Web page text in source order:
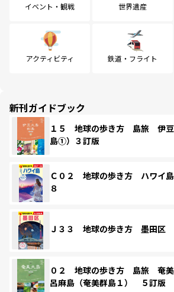
イベント・観戦 世界遺産
アクティビティ 鉄道・フライト
新刊ガイドブック
１５ 地球の歩き方 島旅 伊
島①）３訂版
Ｃ０２ 地球の歩き方 ハワイ
８
Ｊ３３ 地球の歩き方 墨田区
０２ 地球の歩き方 島旅 奄
呂麻島（奄美群島１） ５訂版